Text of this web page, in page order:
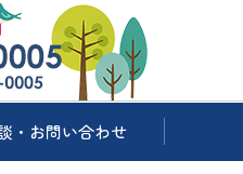
・お問い合わせ